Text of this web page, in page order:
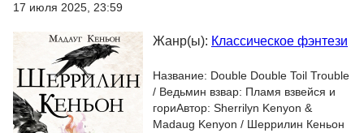
17 июля 2025, 23:59
Жанр(ы): Классическое фэнтези
Название: Double Double Toil Trouble
/ Ведьмин взвар: Пламя взвейся и
гориАвтор: Sherrilyn Kenyon &
Madaug Kenyon / Шеррилин Кеньон